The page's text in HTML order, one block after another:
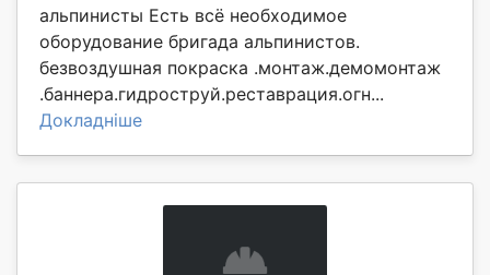
альпинисты Есть всё необходимое
оборудование бригада альпинистов.
безвоздушная покраска .монтаж.демомонтаж
.баннера.гидроструй.реставрация.огн...
Докладніше